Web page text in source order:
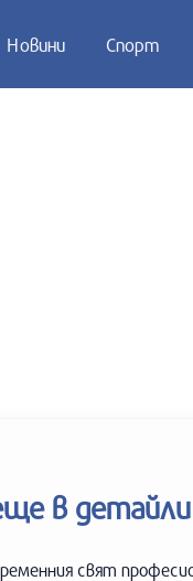
Новини Спорт
в детайли
свят